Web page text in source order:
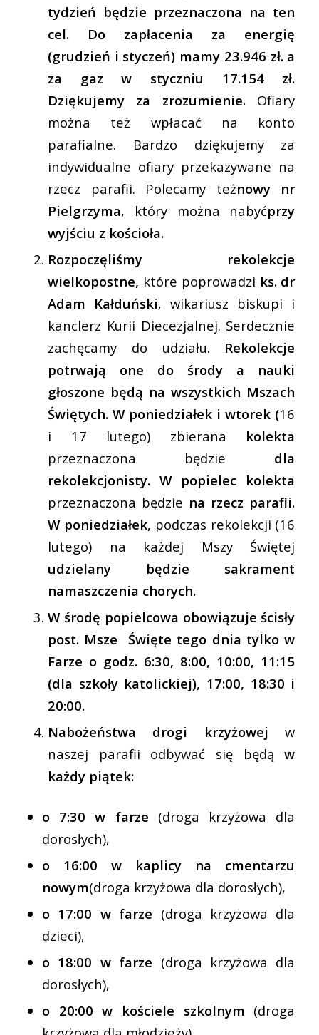
tydzień będzie przeznaczona na ten
cel.
Do zapłacenia za energię
(grudzień i styczeń) mamy 23.946 zł. a
za gaz w styczniu 17.154 zł.
Dziękujemy za zrozumienie.Ofiary
można też wpłacać na konto
parafialne. Bardzo dziękujemy za
indywidualne ofiary przekazywane na
rzecz parafii. Polecamy teżnowy nr
Pielgrzyma, który można nabyćprzy
wyjściu z kościoła.
Rozpoczęliśmy rekolekcje
wielkopostne, które poprowadzi ks. dr
Adam Kałduński, wikariusz biskupi i
kanclerz Kurii Diecezjalnej. Serdecznie
zachęcamy do udziału. Rekolekcje
potrwają one do środy a nauki
głoszone będą na wszystkich Mszach
Świętych. W poniedziałek i wtorek (16
i 17 lutego) zbierana kolekta
przeznaczona będzie dla
rekolekcjonisty. W popielec kolekta
przeznaczona będzie na rzecz parafii.
W poniedziałek, podczas rekolekcji (16
lutego) na każdej Mszy Świętej
udzielany będzie sakrament
namaszczenia chorych.
W środę popielcowa obowiązuje ścisły
post. Msze Święte tego dnia tylko w
Farze o godz. 6:30, 8:00, 10:00, 11:15
(dla szkoły katolickiej), 17:00, 18:30 i
20:00.
Nabożeństwa drogi krzyżowejw
naszej parafii odbywać się będąw
każdy piątek:
o 7:30 w farze (droga krzyżowa dla
dorosłych),
o 16:00 w kaplicy na cmentarzu
nowym(droga krzyżowa dla dorosłych),
o 17:00 w farze (droga krzyżowa dla
dzieci),
o 18:00 w farze (droga krzyżowa dla
dorosłych),
o 20:00 w kościele szkolnym (droga